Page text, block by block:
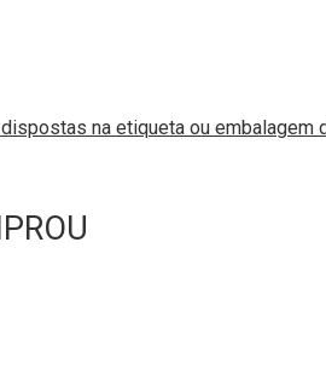
na etiqueta ou embalagem